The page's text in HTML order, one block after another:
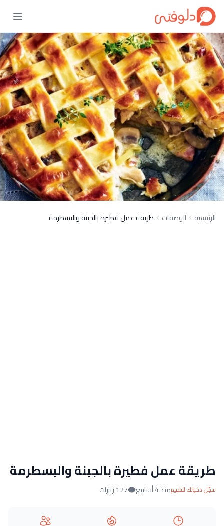
الرئيسية الوصفات طريقة عمل فطيرة بالجبنة والبسطرمة
طريقة عمل فطيرة بالجبنة والبسطرمة
سجّل دخولك للتقييممنذ 4 أسابيع 127 زيارات